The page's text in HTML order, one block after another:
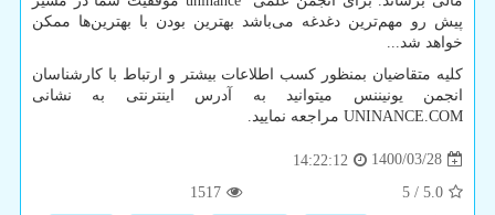
پیش رو مهم‌ترین دغدغه می‌باشد بهترین بودن با بهترین‌ها ممکن
خواهد شد...
کلیه متقاضیان بمنظور کسب اطلاعات بیشتر و ارتباط با کارشناسان
انجمن یونیننس میتوانید به آدرس اینترنتی به نشانی
UNINANCE.COM مراجعه نمایید.
1400/03/28
14:22:12
5.0
/
5
1517